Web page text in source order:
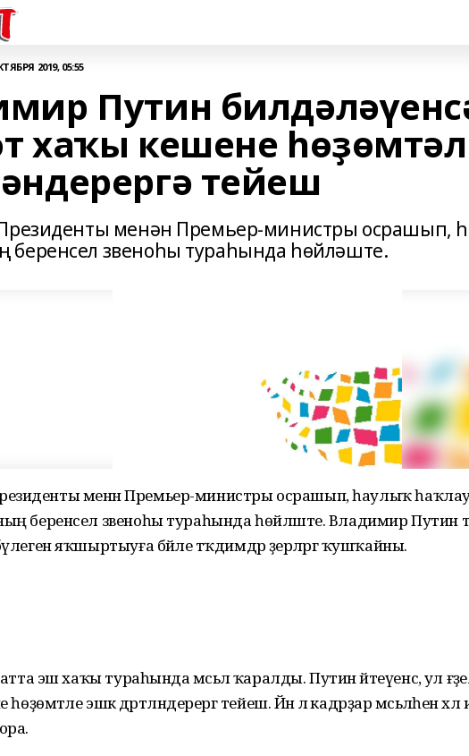
2019, 05:55
Путин
хаҡы кешене
тейеш
менән Премьер-министры осрашып,
беренсел звеноһы тураһында һөйләште.
Президенты менән Премьер-министры осрашып, һаулыҡ
беренсел звеноһы тураһында һөйләште. Владимир Путин
яҡшыртыуға бәйле тәҡдимдәр әҙерләргә ҡушҡайны.
эш хаҡы тураһында мәсьәлә ҡаралды. Путин әйтеүенсә, ул
эшкә дәртләндерергә тейеш. Йәнә лә кадрҙар мәсьәләһен хәл